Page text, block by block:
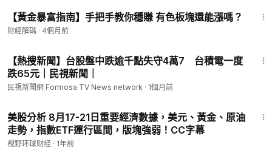
【黃金暴富指南】手把手教你穩賺 有色板塊還能漲嗎？
財經解碼 · 4個月前
【熱搜新聞】台股盤中跌逾千點失守4萬7 台積電一度
跌65元｜民視新聞｜
民視新聞網 Formosa TV News network · 1個月前
美股分析 8月17-21日重要經濟數據，美元、黃金、原油
走勢，指數ETF運行區間，版塊強弱！CC字幕
视野环球财经 · 1年前